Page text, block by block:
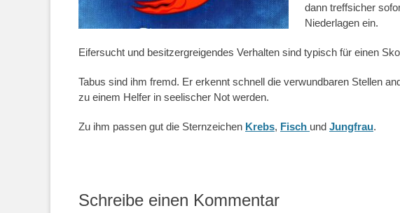
dann treffsicher
Niederlagen ein.
Eifersucht und besitzergreigendes Verhalten sind typisch für einen
Tabus sind ihm fremd. Er erkennt schnell die verwundbaren Stellen
zu einem Helfer in seelischer Not werden.
Zu ihm passen gut die Sternzeichen Krebs, Fisch und Jungfrau.
Schreibe einen Kommentar